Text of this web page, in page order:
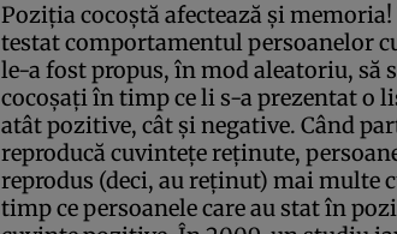
Poziţia cocoştă afectează şi memoria!
testat comportamentul persoanelor
le-a fost propus, în mod aleatoriu, să
cocoşaţi în timp ce li s-a prezentat o
atât pozitive, cât şi negative. Când
reproducă cuvinteţe reţinute,
reprodus (deci, au reţinut) mai multe
timp ce persoanele care au stat în